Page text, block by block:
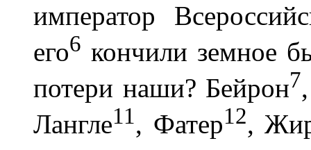
император
его6 кончили земное
потери наши? Бейрон7
Лангле11, Фатер12,